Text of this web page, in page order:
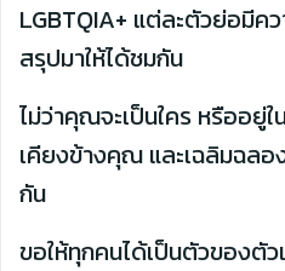
LGBTQIA+ แต่ละตัวย่อมีค
สรุปมาให้ได้ชมกัน
ไม่ว่าคุณจะเป็นใคร หรืออยู่
เคียงข้างคุณ และเฉลิมฉลอ
กัน
ขอให้ทุกคนได้เป็นตัวของตั